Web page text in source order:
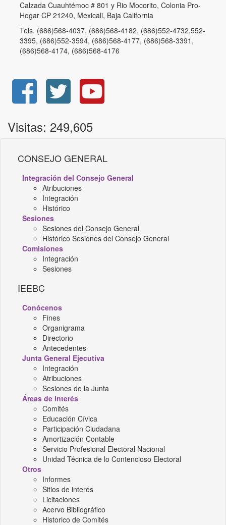
Calzada Cuauhtémoc # 801 y Rio Mocorito, Colonia Pro-
Hogar CP 21240, Mexicali, Baja California
Tels. (686)568-4037, (686)568-4182, (686)552-4732,552-
3395, (686)552-3594, (686)568-4177, (686)568-3391,
(686)568-4174, (686)568-4176
Visitas: 249,605
CONSEJO GENERAL
Integración del Consejo General
Atribuciones
Integración
Histórico
Sesiones
Sesiones del Consejo General
Histórico Sesiones del Consejo General
Comisiones
Integración
Sesiones
IEEBC
Conócenos
Fines
Organigrama
Directorio
Antecedentes
Junta General Ejecutiva
Integración
Atribuciones
Sesiones de la Junta
Áreas de interés
Comités
Educación Cívica
Participación Ciudadana
Amortización Contable
Servicio Profesional Electoral Nacional
Unidad Técnica de lo Contencioso Electoral
Otros
Informes
Sitios de interés
Licitaciones
Acervo Bibliográfico
Historico de Comités